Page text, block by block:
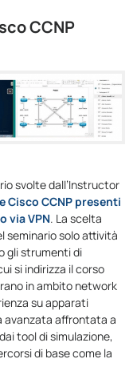
CCNP
svolte dall’Instructor
Cisco CCNP presenti
via VPN. La scelta
seminario solo attività
gli strumenti di
si indirizza il corso
in ambito network
su apparati
avanzata affrontata a
tool di simulazione,
di base come la